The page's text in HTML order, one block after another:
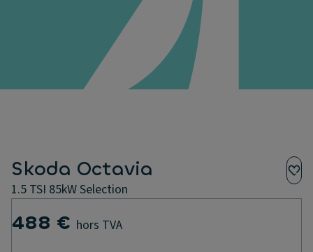
Skoda Octavia
1.5 TSI 85kW Selection
488 € hors TVA